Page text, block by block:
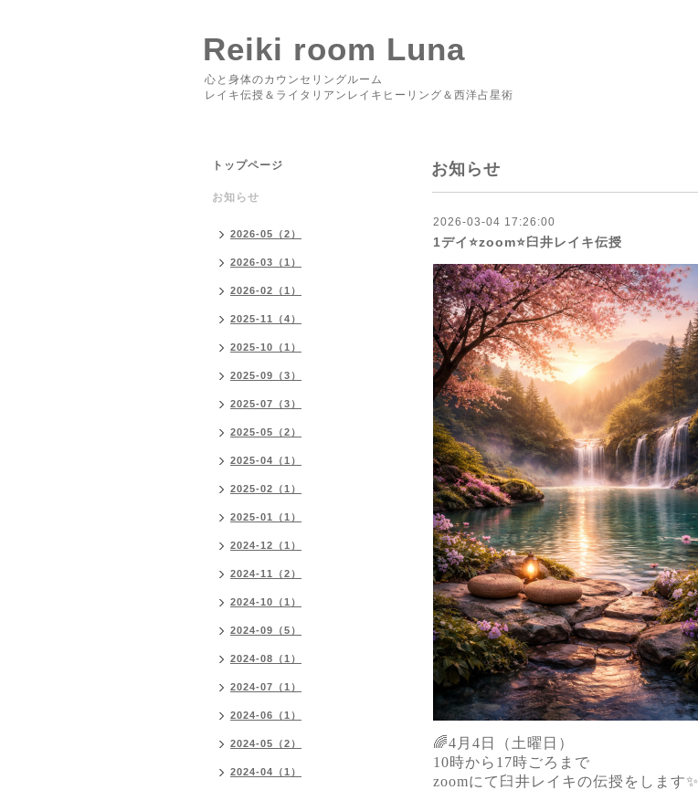
Reiki room Luna
心と身体のカウンセリングルーム
レイキ伝授＆ライタリアンレイキヒーリング＆西洋占星術
お知らせ
2026-03-04 17:26:00
1デイ⭐️zoom⭐️臼井レイキ伝授
🌈4月4日（土曜日）
10時から17時ごろまで
zoomにて臼井レイキの伝授をします✨
トップページ
お知らせ
2026-05（2）
2026-03（1）
2026-02（1）
2025-11（4）
2025-10（1）
2025-09（3）
2025-07（3）
2025-05（2）
2025-04（1）
2025-02（1）
2025-01（1）
2024-12（1）
2024-11（2）
2024-10（1）
2024-09（5）
2024-08（1）
2024-07（1）
2024-06（1）
2024-05（2）
2024-04（1）